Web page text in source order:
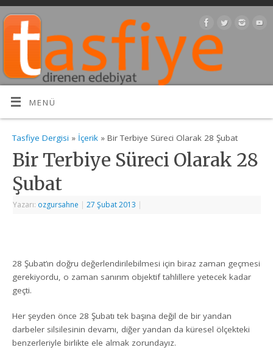
MENÜ
Tasfiye Dergisi » İçerik » Bir Terbiye Süreci Olarak 28 Şubat
Bir Terbiye Süreci Olarak 28
Şubat
Yazarı: ozgursahne | 27 Şubat 2013 |
28 Şubat’ın doğru değerlendirilebilmesi için biraz zaman geçmesi
gerekiyordu, o zaman sanırım objektif tahlillere yetecek kadar
geçti.
Her şeyden önce 28 Şubatı tek başına değil de bir yandan
darbeler silsilesinin devamı, diğer yandan da küresel ölçekteki
benzerleriyle birlikte ele almak zorundayız.